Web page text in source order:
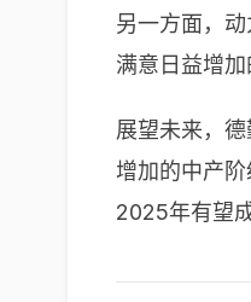
另一方面，
满意日益增
展望未来，
增加的中产
2025年有望